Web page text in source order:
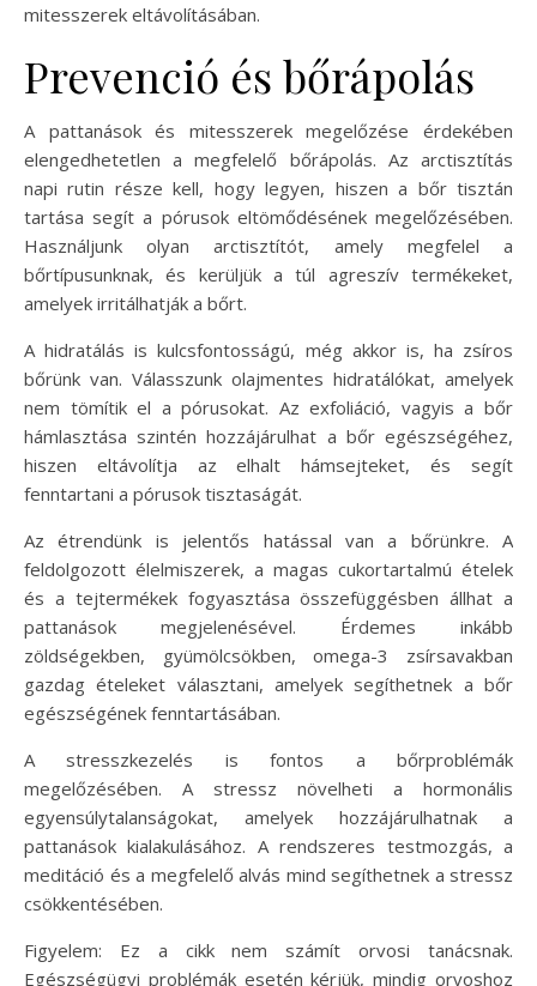
mitesszerek eltávolításában.
Prevenció és bőrápolás
A pattanások és mitesszerek megelőzése érdekében
elengedhetetlen a megfelelő bőrápolás. Az arctisztítás
napi rutin része kell, hogy legyen, hiszen a bőr tisztán
tartása segít a pórusok eltömődésének megelőzésében.
Használjunk olyan arctisztítót, amely megfelel a
bőrtípusunknak, és kerüljük a túl agreszív termékeket,
amelyek irritálhatják a bőrt.
A hidratálás is kulcsfontosságú, még akkor is, ha zsíros
bőrünk van. Válasszunk olajmentes hidratálókat, amelyek
nem tömítik el a pórusokat. Az exfoliáció, vagyis a bőr
hámlasztása szintén hozzájárulhat a bőr egészségéhez,
hiszen eltávolítja az elhalt hámsejteket, és segít
fenntartani a pórusok tisztaságát.
Az étrendünk is jelentős hatással van a bőrünkre. A
feldolgozott élelmiszerek, a magas cukortartalmú ételek
és a tejtermékek fogyasztása összefüggésben állhat a
pattanások megjelenésével. Érdemes inkább
zöldségekben, gyümölcsökben, omega-3 zsírsavakban
gazdag ételeket választani, amelyek segíthetnek a bőr
egészségének fenntartásában.
A stresszkezelés is fontos a bőrproblémák
megelőzésében. A stressz növelheti a hormonális
egyensúlytalanságokat, amelyek hozzájárulhatnak a
pattanások kialakulásához. A rendszeres testmozgás, a
meditáció és a megfelelő alvás mind segíthetnek a stressz
csökkentésében.
Figyelem: Ez a cikk nem számít orvosi tanácsnak.
Egészségügyi problémák esetén kérjük, mindig orvoshoz